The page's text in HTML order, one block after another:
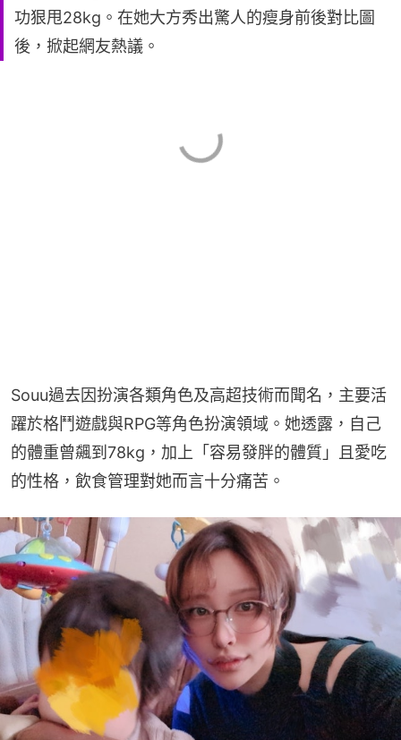
功狠甩28kg。在她大方秀出驚人的瘦身前後對比圖
後，掀起網友熱議。
Souu過去因扮演各類角色及高超技術而聞名，主要活
躍於格鬥遊戲與RPG等角色扮演領域。她透露，自己
的體重曾飆到78kg，加上「容易發胖的體質」且愛吃
的性格，飲食管理對她而言十分痛苦。